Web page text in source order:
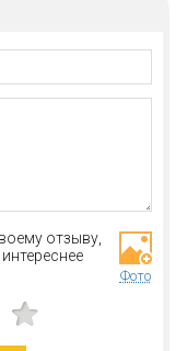
отзыву,
Фото